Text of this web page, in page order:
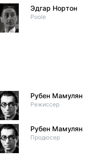
Эдгар Нортон
Poole
Рубен Мамулян
Режиссер
Рубен Мамулян
Продюсер